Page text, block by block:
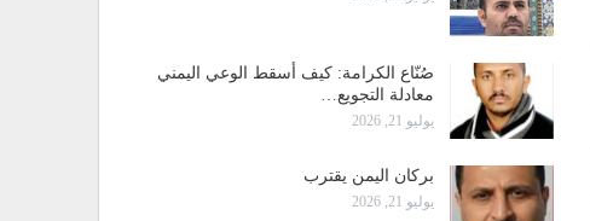
صُنّاع الكرامة: كيف أسقط الوعي اليمني
معادلة التجويع…
يوليو 21, 2026
بركان اليمن يقترب
يوليو 21, 2026